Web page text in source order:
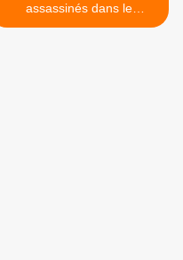
assassinés dans le
département colombien du